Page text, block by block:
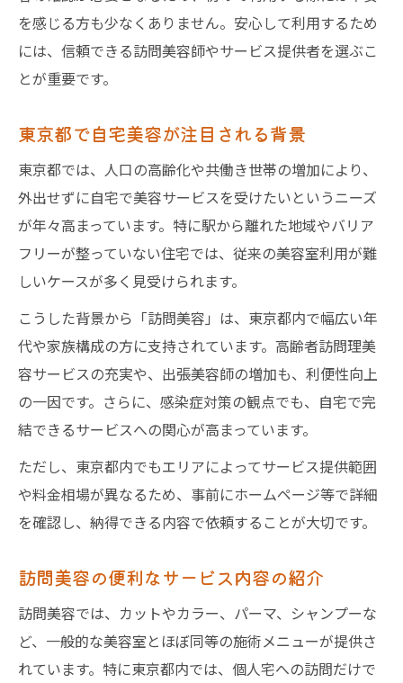
自宅で受ける訪問美容の心強いサポート力
介護家族も喜ぶ訪問美容の便利な特徴
安心して頼める訪問美容の見極め方
訪問美容サービスの安心ポイント解説
利用者の声を活かした訪問美容の選定法
東京都で安心して使える訪問美容の条件
ホームページで確認すべき訪問美容の情報
訪問美容の料金相場と比較ポイント
訪問美容の料金相場を東京都で知る方法
料金比較で失敗しない訪問美容の選び方
訪問美容の料金プランを賢くチェック
相場とサービス内容を納得して選ぶコツ
訪問美容にかかる費用とその内訳を解説
を感じる方も少なくありません。安心して利用するため
には、信頼できる訪問美容師やサービス提供者を選ぶこ
とが重要です。
東京都で自宅美容が注目される背景
東京都では、人口の高齢化や共働き世帯の増加により、
外出せずに自宅で美容サービスを受けたいというニーズ
が年々高まっています。特に駅から離れた地域やバリア
フリーが整っていない住宅では、従来の美容室利用が難
しいケースが多く見受けられます。
こうした背景から「訪問美容」は、東京都内で幅広い年
代や家族構成の方に支持されています。高齢者訪問理美
容サービスの充実や、出張美容師の増加も、利便性向上
の一因です。さらに、感染症対策の観点でも、自宅で完
結できるサービスへの関心が高まっています。
ただし、東京都内でもエリアによってサービス提供範囲
や料金相場が異なるため、事前にホームページ等で詳細
を確認し、納得できる内容で依頼することが大切です。
訪問美容の便利なサービス内容の紹介
訪問美容では、カットやカラー、パーマ、シャンプーな
ど、一般的な美容室とほぼ同等の施術メニューが提供さ
れています。特に東京都内では、個人宅への訪問だけで